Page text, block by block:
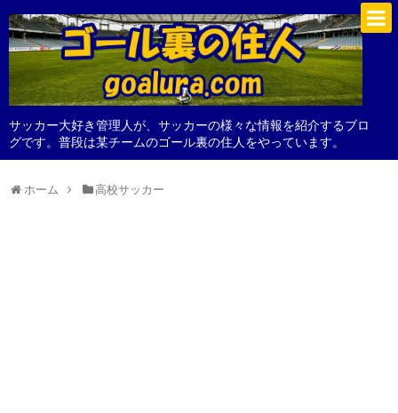
サッカー大好き管理人が、サッカーの様々な情報を紹介するブロ
グです。普段は某チームのゴール裏の住人をやっています。
ホーム 高校サッカー